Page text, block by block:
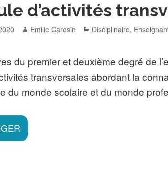
d’activités
Author
Emilie Carosin Categories
Disciplinaire,
du premier et deuxième degré de
transversales abordant la
du monde scolaire et du monde